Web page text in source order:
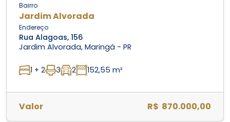
Bairro
Jardim Alvorada
Endereço
Rua Alagoas, 156
Jardim Alvorada, Maringá - PR
1 + 2 3 2 152,55 m²
Valor R$ 870.000,00